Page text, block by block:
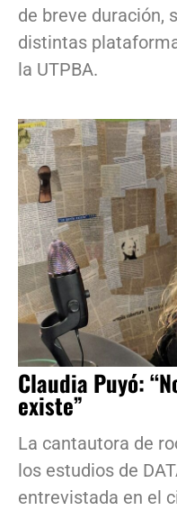
de breve duración,
distintas
la UTPBA.
Claudia Puyó:
existe”
La cantautora de
los estudios de
entrevistada en el